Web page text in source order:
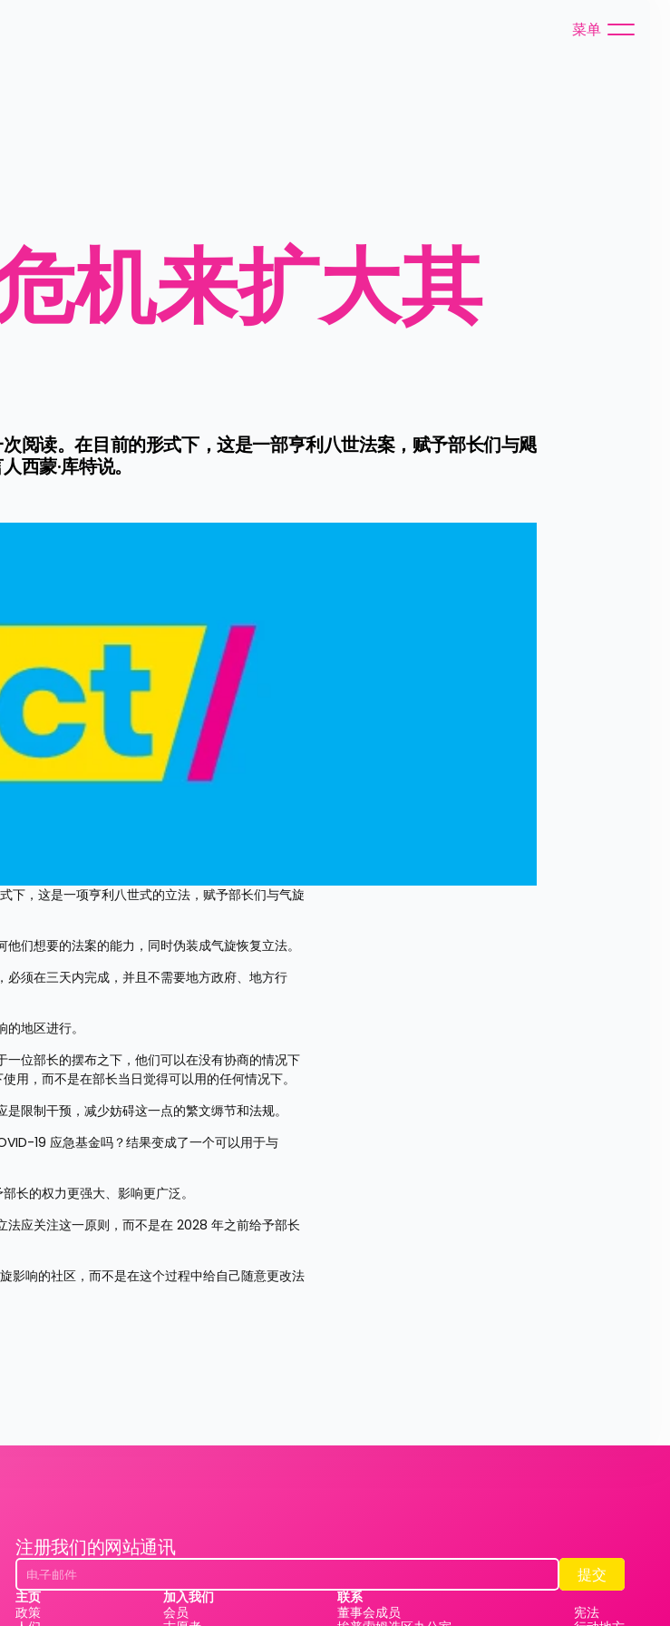
菜单
机来扩大其
阅读。在目前的形式下，这是一部亨利八世法案，赋予部长们与飓
西蒙·库特说。
下，这是一项亨利八世式的立法，赋予部长们与气旋
们想要的法案的能力，同时伪装成气旋恢复立法。
须在三天内完成，并且不需要地方政府、地方行
地区进行。
位部长的摆布之下，他们可以在没有协商的情况下
用，而不是在部长当日觉得可以用的任何情况下。
限制干预，减少妨碍这一点的繁文缛节和法规。
19 应急基金吗？结果变成了一个可以用于与
长的权力更强大、影响更广泛。
法应关注这一原则，而不是在 2028 年之前给予部长
影响的社区，而不是在这个过程中给自己随意更改法
注册我们的网站通讯
提交
提交
主页
政策
加入我们
会员
联系
董事会成员
宪法